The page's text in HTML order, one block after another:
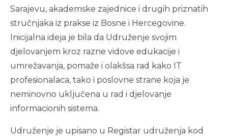
Sarajevu, akademske zajednice i drugih priznatih
stručnjaka iz prakse iz Bosne i Hercegovine.
Inicijalna ideja je bila da Udruženje svojim
djelovanjem kroz razne vidove edukacije i
umrežavanja, pomaže i olakšsa rad kako IT
profesionalaca, tako i poslovne strane koja je
neminovno uključena u rad i djelovanje
informacionih sistema.
Udruženje je upisano u Registar udruženja kod